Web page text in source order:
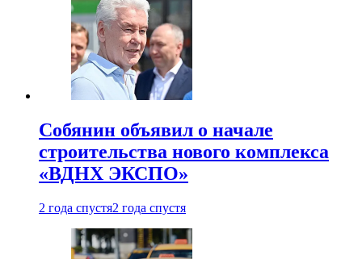
Собянин объявил о начале
строительства нового комплекса
«ВДНХ ЭКСПО»
2 года спустя2 года спустя